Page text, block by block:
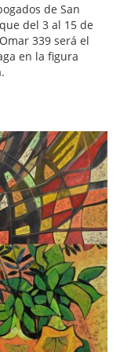
de San
del 3 al 15 de
339 será el
en la figura